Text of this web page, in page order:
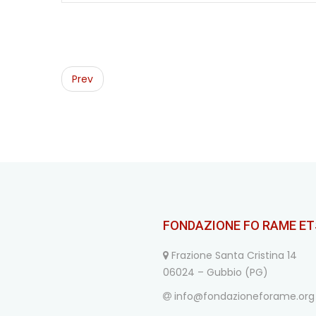
Post
navigation
Prev
FONDAZIONE FO RAME
Frazione Santa Cristina 14
06024 – Gubbio (PG)
info@fondazioneforame.org